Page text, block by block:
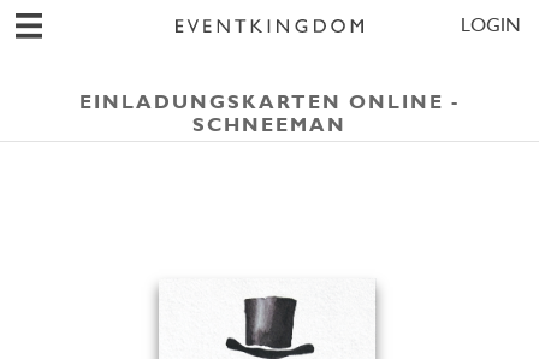
LOGIN
EINLADUNGSKARTEN ONLINE -
SCHNEEMAN